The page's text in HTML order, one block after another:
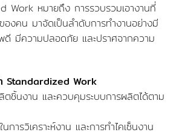
Work หมายถึง การรวบรวมเอางานที่
องคน มาจัดเป็นลำดับการทำงานอย่างมี
มีความปลอดภัย และปราศจากความ
Standardized Work
ตชิ้นงาน และควบคุมระบบการผลิตได้ตาม
การวิเคราะห์งาน และการทำไคเซ็นงาน